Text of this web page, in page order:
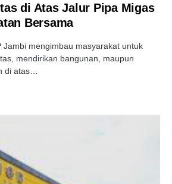
di Atas Jalur Pipa Migas
Bersama
Jambi mengimbau masyarakat untuk
mendirikan bangunan, maupun
di atas…